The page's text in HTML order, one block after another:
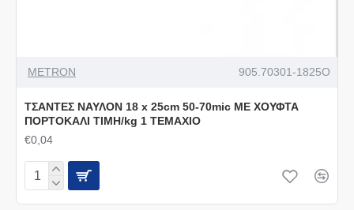
METRON 905.70301-1825O
ΤΣΑΝΤΕΣ ΝΑΥΛΟΝ 18 x 25cm 50-70mic ΜΕ ΧΟΥΦΤΑ
ΠΟΡΤΟΚΑΛΙ ΤΙΜΗ/kg 1 ΤΕΜΑΧΙΟ
€0,04